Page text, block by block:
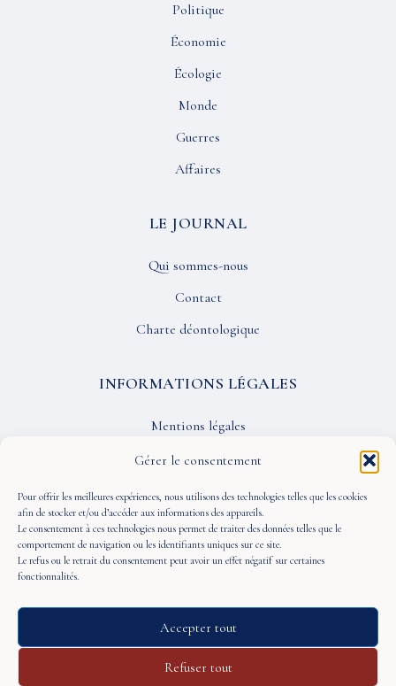
Gérer le consentement
Pour offrir les meilleures expériences, nous utilisons des technologies telles que les cookies
afin de stocker et/ou d’accéder aux informations des appareils.
Le consentement à ces technologies nous permet de traiter des données telles que le
comportement de navigation ou les identifiants uniques sur ce site.
Le refus ou le retrait du consentement peut avoir un effet négatif sur certaines
fonctionnalités.
Accepter tout
Refuser tout
Politique
Économie
Écologie
Monde
Guerres
Affaires
LE JOURNAL
Qui sommes-nous
Contact
Charte déontologique
INFORMATIONS LÉGALES
Mentions légales
Confidentialité
CGU
SUIVEZ-NOUS
© 2026 À Portée de Vue — Tous droits réservés